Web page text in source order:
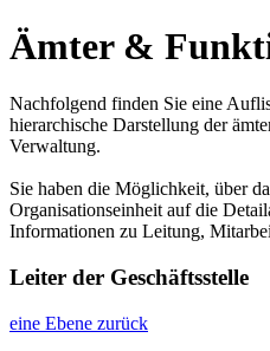
Ämter &
Nachfolgend finden Sie eine
hierarchische Darstellung der
Verwaltung.
Sie haben die Möglichkeit, über
Organisationseinheit auf die
Informationen zu Leitung,
Leiter der Geschäftsstelle
eine Ebene zurück